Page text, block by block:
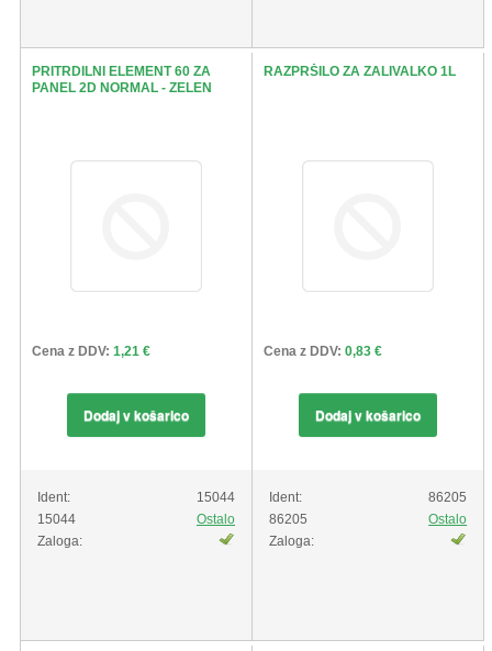
PRITRDILNI ELEMENT 60 ZA
PANEL 2D NORMAL - ZELEN
Cena z DDV: 1,21 €
Dodaj v košarico
Ident:
15044
15044
Ostalo
Zaloga:
RAZPRŠILO ZA ZALIVALKO 1L
Cena z DDV: 0,83 €
Dodaj v košarico
Ident:
86205
86205
Ostalo
Zaloga: